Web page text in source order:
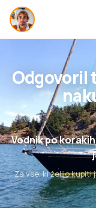
Odgovoril
Vodnik po
Za vse, ki želijo